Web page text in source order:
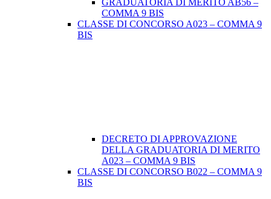
GRADUATORIA DI MERITO AB56 –
COMMA 9 BIS
CLASSE DI CONCORSO A023 – COMMA 9
BIS
DECRETO DI APPROVAZIONE
DELLA GRADUATORIA DI MERITO
A023 – COMMA 9 BIS
CLASSE DI CONCORSO B022 – COMMA 9
BIS